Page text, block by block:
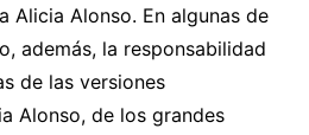
Alicia Alonso. En algunas de
además, la responsabilidad
de las versiones
Alonso, de los grandes